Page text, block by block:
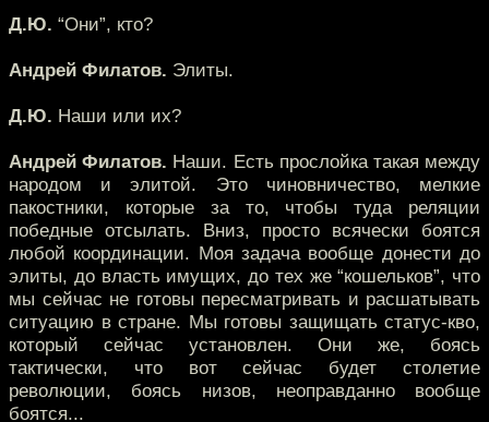
Д.Ю. “Они”, кто?
Андрей Филатов. Элиты.
Д.Ю. Наши или их?
Андрей Филатов. Наши. Есть прослойка такая между
народом и элитой. Это чиновничество, мелкие
пакостники, которые за то, чтобы туда реляции
победные отсылать. Вниз, просто всячески боятся
любой координации. Моя задача вообще донести до
элиты, до власть имущих, до тех же “кошельков”, что
мы сейчас не готовы пересматривать и расшатывать
ситуацию в стране. Мы готовы защищать статус-кво,
который сейчас установлен. Они же, боясь
тактически, что вот сейчас будет столетие
революции, боясь низов, неоправданно вообще
боятся...